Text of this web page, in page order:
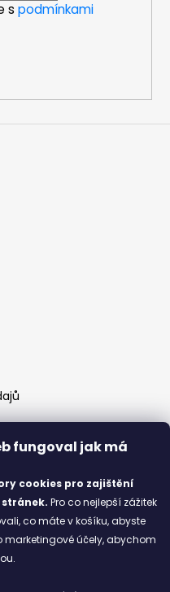
fungoval jak má
cookies pro zajištění
Pro co nejlepší zážitek
co máte v košíku, abyste
marketingové účely, abychom
s podmínkami